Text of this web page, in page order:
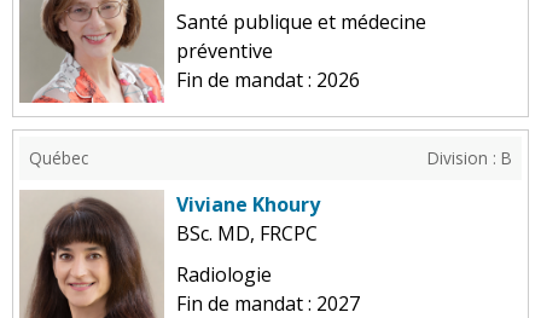
Santé publique et médecine
préventive
Fin de mandat : 2026
Québec Division : B
Viviane Khoury
BSc. MD, FRCPC
Radiologie
Fin de mandat : 2027